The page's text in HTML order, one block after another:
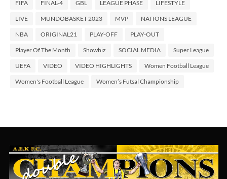
FIFA FINAL-4 GBL LEAGUE PHASE LIFESTYLE
LIVE MUNDOBASKET 2023 MVP NATIONS LEAGUE
NBA ORIGINAL21 PLAY-OFF PLAY-OUT
Player Of The Month Showbiz SOCIAL MEDIA Super League
UEFA VIDEO VIDEO HIGHLIGHTS Women Football League
Women's Football League Women’s Futsal Championship